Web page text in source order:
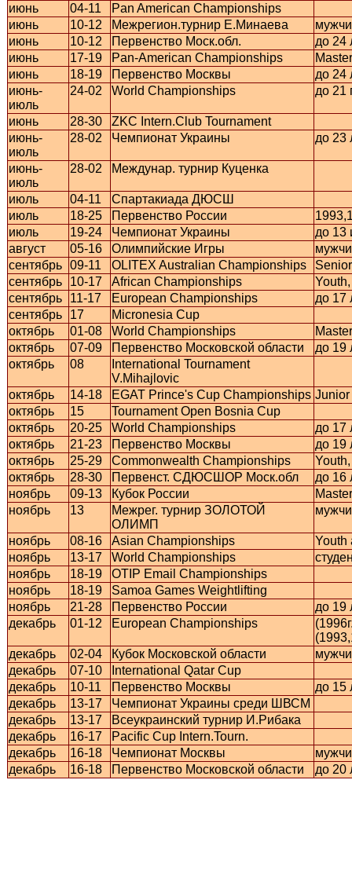
июнь
04-11
Pan American Championships
июнь
10-12 Межрегион.турнир Е.Минаева
июнь
10-12 Первенство Моск.обл.
до 24
июнь
17-19 Pan-American Championships
июнь
18-19 Первенство Москвы
до 24
июнь-
июль
24-02 World Championships до 21
июнь 28-30
ZKC Intern.Club Tournament
июнь-
июль
28-02 Чемпионат Украины до 23
июнь-
июль
28-02 Междунар. турнир Куценка
июль 04-11
Спартакиада ДЮСШ
июль
18-25 Первенство России
июль
19-24 Чемпионат Украины
до 13
август
05-16 Олимпийские Игры
сентябрь 09-11 OLITEX Australian Championships
сентябрь
10-17 African Championships
сентябрь
11-17 European Championships
до 17
сентябрь
17
Micronesia Cup
октябрь
01-08 World Championships
октябрь
07-09 Первенство Московской области
до 19
октябрь
08
International Tournament
V.Mihajlovic
октябрь
14-18 EGAT Prince's Cup Championships Junior
октябрь
15
Tournament Open Bosnia Cup
октябрь
20-25 World Championships
до 17
октябрь
21-23 Первенство Москвы
до 19
октябрь
25-29 Commonwealth Championships
октябрь
28-30 Первенст. СДЮСШОР Моск.обл
до 16
ноябрь
09-13 Кубок России
ноябрь
13
Межрег. турнир ЗОЛОТОЙ
ОЛИМП
ноябрь 08-16 Asian Championships
Youth
ноябрь
13-17 World Championships
ноябрь
18-19
OTIP Email Championships
ноябрь
18-19
Samoa Games Weightlifting
ноябрь
21-28 Первенство России
до 19
декабрь
01-12 European Championships
декабрь
02-04 Кубок Московской области
декабрь
07-10
International Qatar Cup
декабрь
10-11 Первенство Москвы
до 15
декабрь
13-17
Чемпионат Украины среди ШВСМ
декабрь
13-17
Всеукраинский турнир И.Рибака
декабрь
16-17
Pacific Cup Intern.Tourn.
декабрь
16-18 Чемпионат Москвы
декабрь
16-18 Первенство Московской области до 20